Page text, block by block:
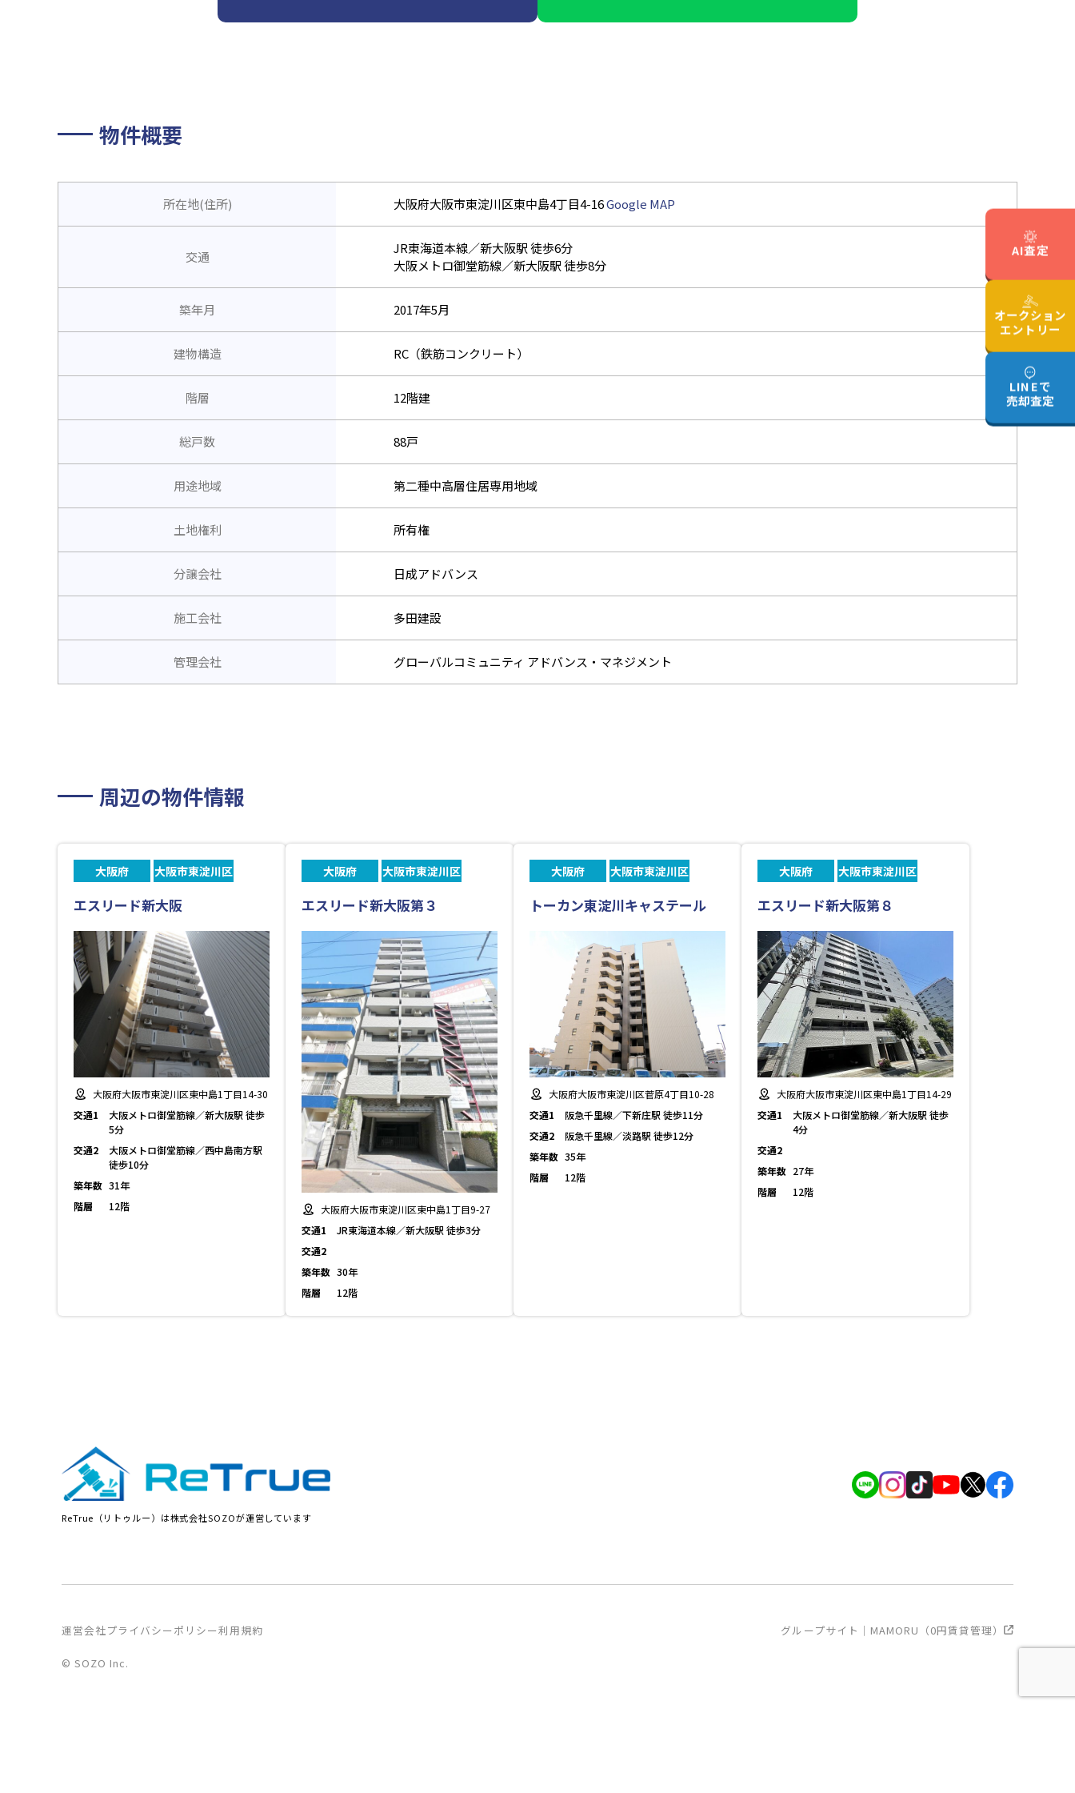
物件概要
所在地(住所) 大阪府大阪市東淀川区東中島4丁目4-16Google MAP
交通
JR東海道本線／新大阪駅 徒歩6分
大阪メトロ御堂筋線／新大阪駅 徒歩8分
築年月 2017年5月
建物構造 RC（鉄筋コンクリート）
階層 12階建
総戸数 88戸
用途地域 第二種中高層住居専用地域
土地権利 所有権
分譲会社 日成アドバンス
施工会社 多田建設
管理会社 グローバルコミュニティ アドバンス・マネジメント
周辺の物件情報
大阪府 大阪市東淀川区
エスリード新大阪
大阪府大阪市東淀川区東中島1丁目14-30
交通1
大阪メトロ御堂筋線／新大阪駅 徒歩
5分
交通2
大阪メトロ御堂筋線／西中島南方駅
徒歩10分
築年数 31年
階層
12階
大阪府 大阪市東淀川区
エスリード新大阪第３
大阪府大阪市東淀川区東中島1丁目9-27
交通1
JR東海道本線／新大阪駅 徒歩3分
交通2
築年数 30年
階層
12階
大阪府 大阪市東淀川区
トーカン東淀川キャステール
大阪府大阪市東淀川区菅原4丁目10-28
交通1
阪急千里線／下新庄駅 徒歩11分
交通2
阪急千里線／淡路駅 徒歩12分
築年数 35年
階層
12階
大阪府 大阪市東淀川区
エスリード新大阪第８
大阪府大阪市東淀川区東中島1丁目14-29
交通1
大阪メトロ御堂筋線／新大阪駅 徒歩
4分
交通2
築年数 27年
階層
12階
AI査定
オークション
エントリー
LINEで
売却査定
ReTrue（リトゥルー）は株式会社SOZOが運営しています
運営会社プライバシーポリシー利用規約 グループサイト｜MAMORU（0円賃貸管理）
© SOZO Inc.